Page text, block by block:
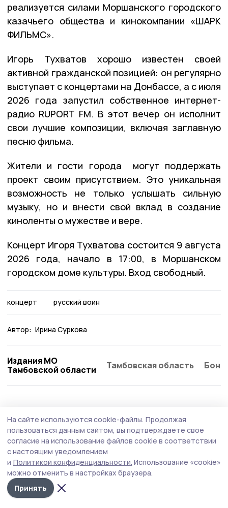
реализуется силами Моршанского городского
казачьего общества и кинокомпании «ШАРК
ФИЛЬМС».
Игорь Тухватов хорошо известен своей
активной гражданской позицией: он регулярно
выступает с концертами на Донбассе, а с июля
2026 года запустил собственное интернет-
радио RUPORT FM. В этот вечер он исполнит
свои лучшие композиции, включая заглавную
песню фильма.
Жители и гости города могут поддержать
проект своим присутствием. Это уникальная
возможность не только услышать сильную
музыку, но и внести свой вклад в создание
киноленты о мужестве и вере.
Концерт Игоря Тухватова состоится 9 августа
2026 года, начало в 17:00, в Моршанском
городском доме культуры. Вход свободный.
концерт русский воин
Автор: Ирина Суркова
Издания МО
Тамбовской области
Тамбовская область
Помним, гордимся: «Ростелеком», Единая
Россия и «Леста» проведут кибертурнир
«Битва за Москву»
На сайте используются cookie-файлы. Продолжая
пользоваться данным сайтом, вы подтверждаете свое
согласие на использование файлов cookie в соответствии
с настоящим уведомлением
и Политикой конфиденциальности. Использование «cookie»
можно отменить в настройках браузера.
Принять